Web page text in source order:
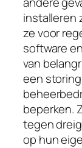
installeren
ze voor
software
van
een
beperken.
tegen
op hun